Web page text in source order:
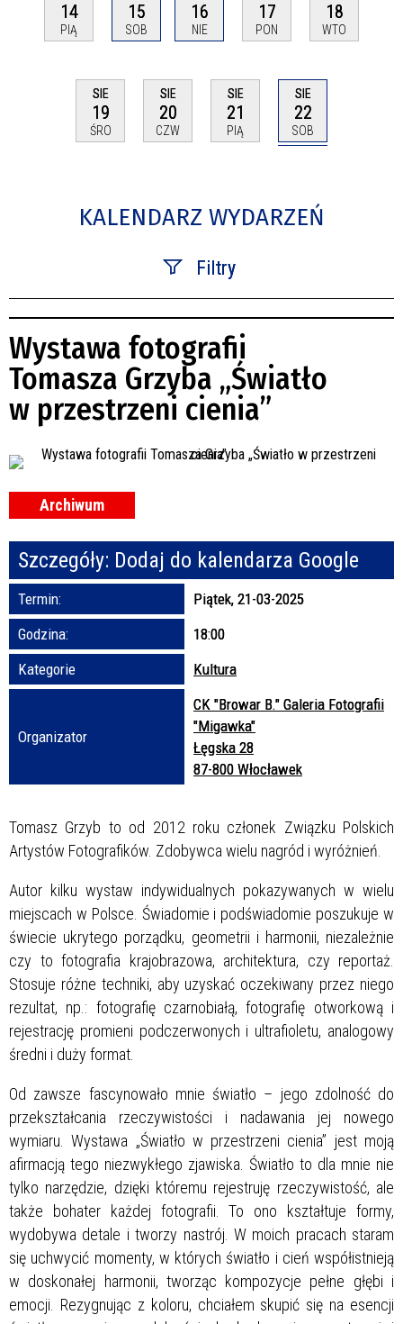
14
PIĄ
15
SOB
16
NIE
17
PON
18
WTO
SIE
19
ŚRO
SIE
20
CZW
SIE
21
PIĄ
SIE
22
SOB
KALENDARZ WYDARZEŃ
Filtry
Kategoria
Trwające w zakresie
Miejsce
Promowane
Wystawa fotografii
Tomasza Grzyba „Światło
w przestrzeni cienia”
Archiwum
Szczegóły: Dodaj do kalendarza Google
Termin:
Piątek, 21-03-2025
Godzina:
18:00
Kategorie
Kultura
Organizator
CK "Browar B." Galeria Fotografii
"Migawka"
Łęgska 28
87-800 Włocławek
Tomasz Grzyb to od 2012 roku członek Związku Polskich
Artystów Fotografików. Zdobywca wielu nagród i wyróżnień.
Autor kilku wystaw indywidualnych pokazywanych w wielu
miejscach w Polsce. Świadomie i podświadomie poszukuje w
świecie ukrytego porządku, geometrii i harmonii, niezależnie
czy to fotografia krajobrazowa, architektura, czy reportaż.
Stosuje różne techniki, aby uzyskać oczekiwany przez niego
rezultat, np.: fotografię czarnobiałą, fotografię otworkową i
rejestrację promieni podczerwonych i ultrafioletu, analogowy
średni i duży format.
Od zawsze fascynowało mnie światło – jego zdolność do
przekształcania rzeczywistości i nadawania jej nowego
wymiaru. Wystawa „Światło w przestrzeni cienia” jest moją
afirmacją tego niezwykłego zjawiska. Światło to dla mnie nie
tylko narzędzie, dzięki któremu rejestruję rzeczywistość, ale
także bohater każdej fotografii. To ono kształtuje formy,
wydobywa detale i tworzy nastrój. W moich pracach staram
się uchwycić momenty, w których światło i cień współistnieją
w doskonałej harmonii, tworząc kompozycje pełne głębi i
emocji. Rezygnując z koloru, chciałem skupić się na esencji